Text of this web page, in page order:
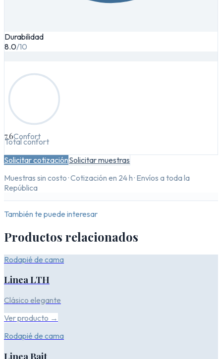
Durabilidad
8.0/10
7.6Confort
Total confort
Solicitar cotizaciónSolicitar muestras
Muestras sin costo · Cotización en 24 h · Envíos a toda la
República
También te puede interesar
Productos relacionados
Rodapié de cama
Linea LTH
Clásico elegante
Ver producto →
Rodapié de cama
Linea Bait